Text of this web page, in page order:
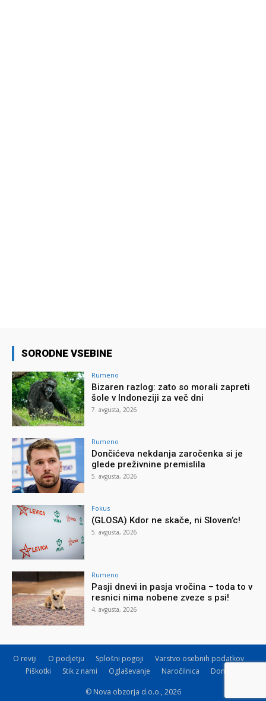
SORODNE VSEBINE
Rumeno
Bizaren razlog: zato so morali zapreti
šole v Indoneziji za več dni
7. avgusta, 2026
Rumeno
Dončićeva nekdanja zaročenka si je
glede preživnine premislila
5. avgusta, 2026
Fokus
(GLOSA) Kdor ne skače, ni Sloven’c!
5. avgusta, 2026
Rumeno
Pasji dnevi in pasja vročina – toda to v
resnici nima nobene zveze s psi!
4. avgusta, 2026
O reviji O podjetju Splošni pogoji
Varstvo osebnih podatkov
Piškotki
Stik z nami Oglaševanje Naročilnica Donacije
© Nova obzorja d.o.o., 2026